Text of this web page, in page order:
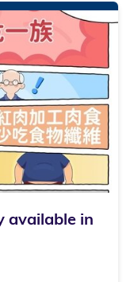
available in